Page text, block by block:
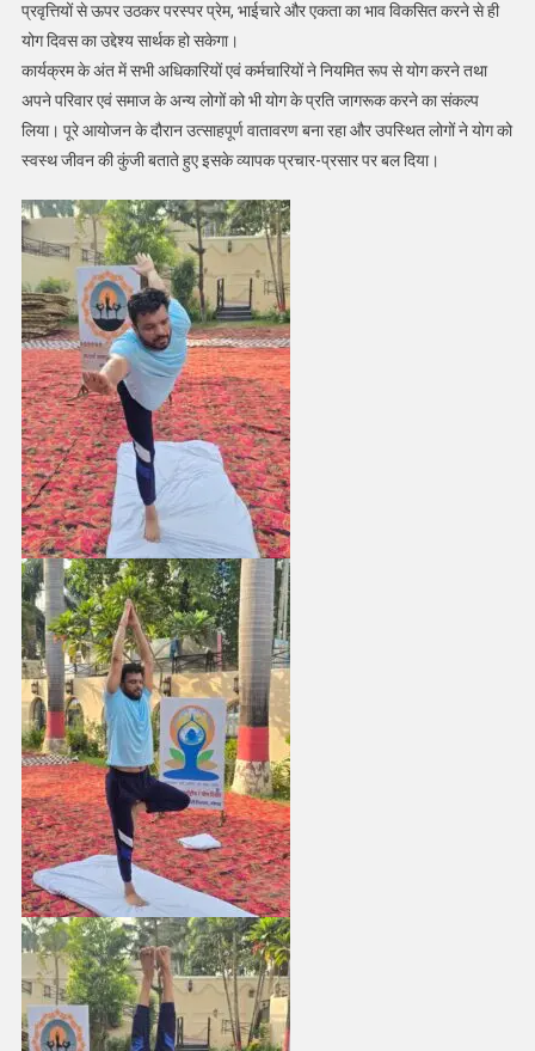
प्रवृत्तियों से ऊपर उठकर परस्पर प्रेम, भाईचारे और एकता का भाव विकसित करने से ही
योग दिवस का उद्देश्य सार्थक हो सकेगा।
कार्यक्रम के अंत में सभी अधिकारियों एवं कर्मचारियों ने नियमित रूप से योग करने तथा
अपने परिवार एवं समाज के अन्य लोगों को भी योग के प्रति जागरूक करने का संकल्प
लिया। पूरे आयोजन के दौरान उत्साहपूर्ण वातावरण बना रहा और उपस्थित लोगों ने योग को
स्वस्थ जीवन की कुंजी बताते हुए इसके व्यापक प्रचार-प्रसार पर बल दिया।